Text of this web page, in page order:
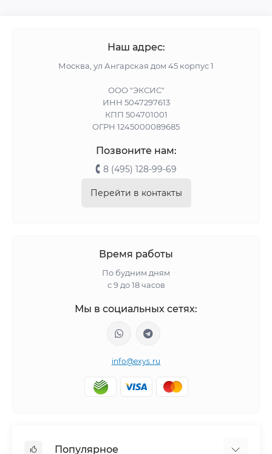
Наш адрес:
Москва, ул Ангарская дом 45 корпус 1
ООО "ЭКСИС"
ИНН 5047297613
КПП 504701001
ОГРН 1245000089685
Позвоните нам:
8 (495) 128-99-69
Перейти в контакты
Время работы
По будним дням
с 9 до 18 часов
Мы в социальных сетях:
info@exys.ru
Популярное